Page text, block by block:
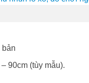
bản
90cm (tùy mẫu).